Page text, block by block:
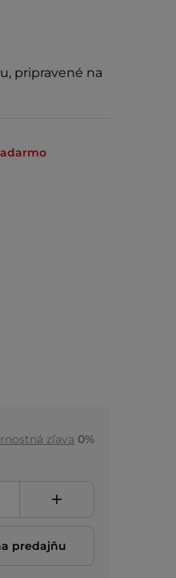
pripravené na
zľava 0%
predajňu